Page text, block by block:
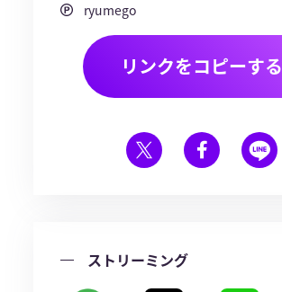
ryumego
リンクをコピーする
ストリーミング